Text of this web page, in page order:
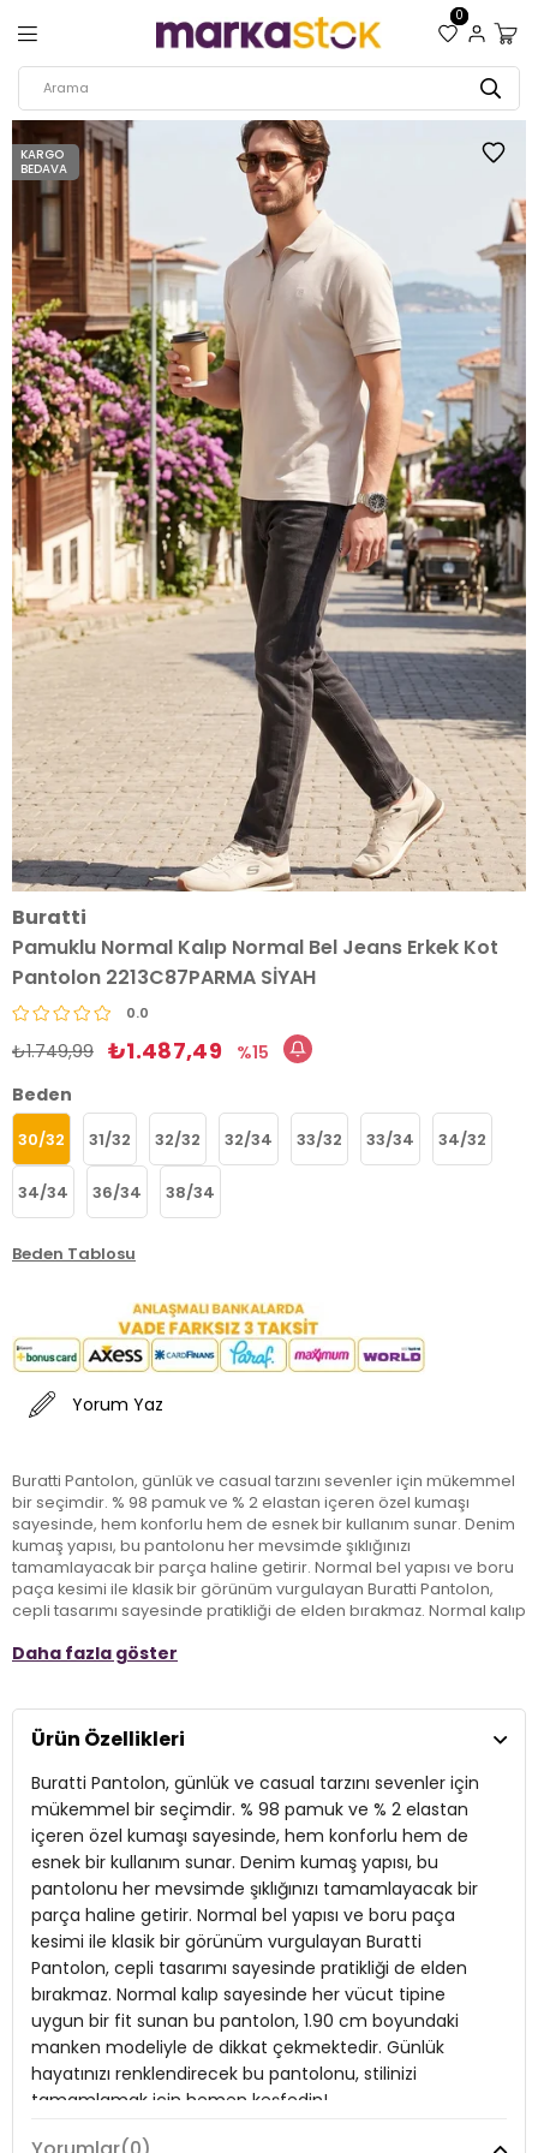
0
KARGO
BEDAVA
Buratti
Pamuklu Normal Kalıp Normal Bel Jeans Erkek Kot
Pantolon 2213C87PARMA SİYAH
0.0
₺1.749,99 ₺1.487,49
15
Beden
30/32 31/32 32/32 32/34 33/32 33/34 34/32
34/34 36/34 38/34
Beden Tablosu
Yorum Yaz
Buratti Pantolon, günlük ve casual tarzını sevenler için mükemmel
bir seçimdir. % 98 pamuk ve % 2 elastan içeren özel kumaşı
sayesinde, hem konforlu hem de esnek bir kullanım sunar. Denim
kumaş yapısı, bu pantolonu her mevsimde şıklığınızı
tamamlayacak bir parça haline getirir. Normal bel yapısı ve boru
paça kesimi ile klasik bir görünüm vurgulayan Buratti Pantolon,
cepli tasarımı sayesinde pratikliği de elden bırakmaz. Normal kalıp
boyundaki manken modeliyle de dikkat çekmektedir. Günlük
Giyim Tarzı:Günlük/Casual
Materyal:% 98 Pamuk % 2 Elastan
Cep:Cepli
Kumaş Tipi:Denim
Bel:Normal Bel
Boy:Standart
Paça Tipi: Boru Paça
Daha fazla göster
Ürün Özellikleri
Buratti Pantolon, günlük ve casual tarzını sevenler için
mükemmel bir seçimdir. % 98 pamuk ve % 2 elastan
içeren özel kumaşı sayesinde, hem konforlu hem de
esnek bir kullanım sunar. Denim kumaş yapısı, bu
pantolonu her mevsimde şıklığınızı tamamlayacak bir
parça haline getirir. Normal bel yapısı ve boru paça
kesimi ile klasik bir görünüm vurgulayan Buratti
Pantolon, cepli tasarımı sayesinde pratikliği de elden
bırakmaz. Normal kalıp sayesinde her vücut tipine
uygun bir fit sunan bu pantolon, 1.90 cm boyundaki
manken modeliyle de dikkat çekmektedir. Günlük
hayatınızı renklendirecek bu pantolonu, stilinizi
tamamlamak için hemen keşfedin!